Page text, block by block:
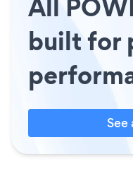
All
built for
See